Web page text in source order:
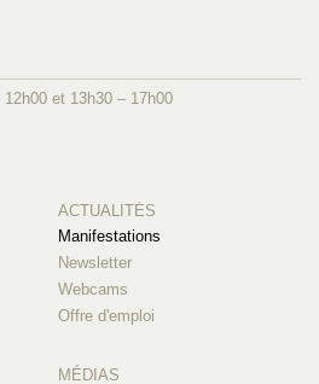
et 13h30 – 17h00
ACTUALITÉS
Manifestations
Newsletter
Webcams
Offre d'emploi
MÉDIAS